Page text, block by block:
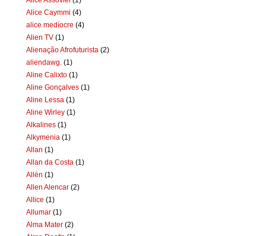
Alice Caymmi (4)
alice medíocre (4)
Alien TV (1)
Alienação Afrofuturista (2)
aliendawg. (1)
Aline Calixto (1)
Aline Gonçalves (1)
Aline Lessa (1)
Aline Wirley (1)
Alkalines (1)
Alkymenia (1)
Allan (1)
Allan da Costa (1)
Allën (1)
Allen Alencar (2)
Allice (1)
Allumar (1)
Alma Mater (2)